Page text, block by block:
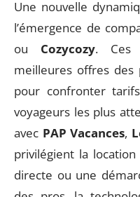
Une nouvelle
l’émergence de
ou Cozycozy. Ces
meilleures offres des
pour confronter
voyageurs les plus
avec PAP Vacances,
privilégient la
directe ou une